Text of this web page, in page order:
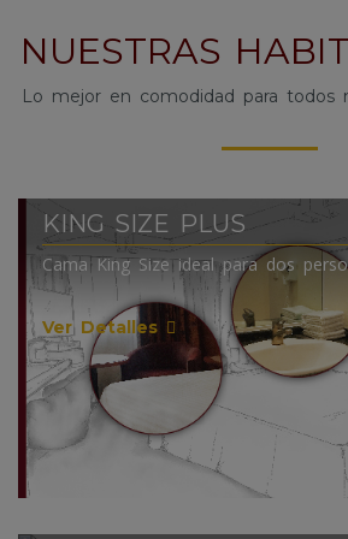
NUESTRAS
Lo mejor en comodidad para todos
KING SIZE PLUS
Cama King Size ideal para dos
Ver Detalles